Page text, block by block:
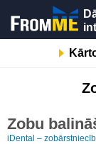
Zobu
iDental –